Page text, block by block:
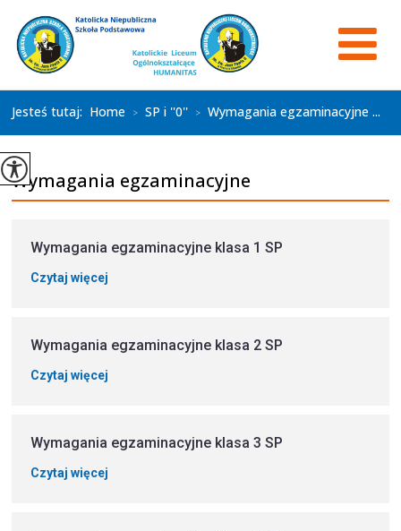
Jesteś tutaj: Home > SP i ''0'' > Wymagania egzaminacyjne ...
Wymagania egzaminacyjne
Wymagania egzaminacyjne klasa 1 SP
Czytaj więcej
Wymagania egzaminacyjne klasa 2 SP
Czytaj więcej
Wymagania egzaminacyjne klasa 3 SP
Czytaj więcej